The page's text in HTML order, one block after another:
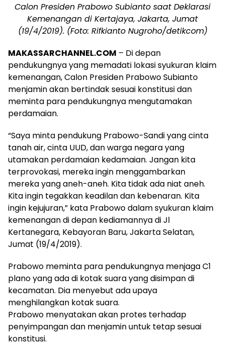
Calon Presiden Prabowo Subianto saat Deklarasi
Kemenangan di Kertajaya, Jakarta, Jumat
(19/4/2019). (Foto: Rifkianto Nugroho/detikcom)
MAKASSARCHANNEL.COM – Di depan
pendukungnya yang memadati lokasi syukuran klaim
kemenangan, Calon Presiden Prabowo Subianto
menjamin akan bertindak sesuai konstitusi dan
meminta para pendukungnya mengutamakan
perdamaian.
“Saya minta pendukung Prabowo-Sandi yang cinta
tanah air, cinta UUD, dan warga negara yang
utamakan perdamaian kedamaian. Jangan kita
terprovokasi, mereka ingin menggambarkan
mereka yang aneh-aneh. Kita tidak ada niat aneh.
Kita ingin tegakkan keadilan dan kebenaran. Kita
ingin kejujuran,” kata Prabowo dalam syukuran klaim
kemenangan di depan kediamannya di Jl
Kertanegara, Kebayoran Baru, Jakarta Selatan,
Jumat (19/4/2019).
Prabowo meminta para pendukungnya menjaga C1
plano yang ada di kotak suara yang disimpan di
kecamatan. Dia menyebut ada upaya
menghilangkan kotak suara.
Prabowo menyatakan akan protes terhadap
penyimpangan dan menjamin untuk tetap sesuai
konstitusi.